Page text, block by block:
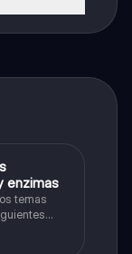
enzimas
temas
y cómo